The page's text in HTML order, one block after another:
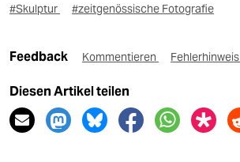
#Skulptur
#zeitgenössische Fotografie
Feedback Kommentieren Fehlerhinweis
Diesen Artikel teilen